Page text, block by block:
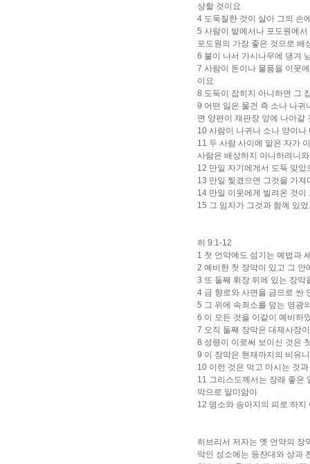
상할 것이요
4 도둑질한 것이 살아 그의 손
5 사람이 밭에서나 포도원에
포도원의 가장 좋은 것으로 배
6 불이 나서 가시나무에 댕겨
7 사람이 돈이나 물품을 이웃
이요
8 도둑이 잡히지 아니하면 그
9 어떤 잃은 물건 즉 소나 나귀
면 양편이 재판장 앞에 나아갈
10 사람이 나귀나 소나 양이
11 두 사람 사이에 맡은 자가
사람은 배상하지 아니하려니와
12 만일 자기에게서 도둑 맞
13 만일 찢겼으면 그것을 가
14 만일 이웃에게 빌려온 것
15 그 임자가 그것과 함께 있
히 9:1-12
1 첫 언약에도 섬기는 예법과
2 예비한 첫 장막이 있고 그 안
3 또 둘째 휘장 뒤에 있는 장막
4 금 향로와 사면을 금으로 싼
5 그 위에 속죄소를 덮는 영광
6 이 모든 것을 이같이 예비하
7 오직 둘째 장막은 대제사장
8 성령이 이로써 보이신 것은
9 이 장막은 현재까지의 비유
10 이런 것은 먹고 마시는 것
11 그리스도께서는 장래 좋은
막으로 말미암아
12 염소와 송아지의 피로 하
히브리서 저자는 옛 언약의 장
막인 성소에는 등잔대와 상과